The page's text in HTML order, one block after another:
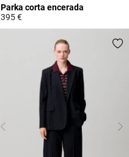
Parka corta encerada
395 €